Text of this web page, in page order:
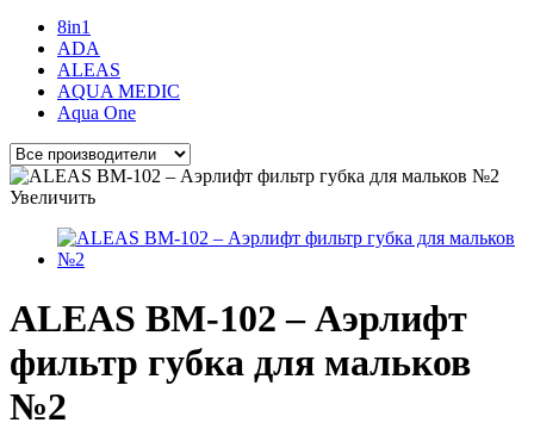
8in1
ADA
ALEAS
AQUA MEDIC
Aqua One
Увеличить
ALEAS BM-102 – Аэрлифт
фильтр губка для мальков
№2